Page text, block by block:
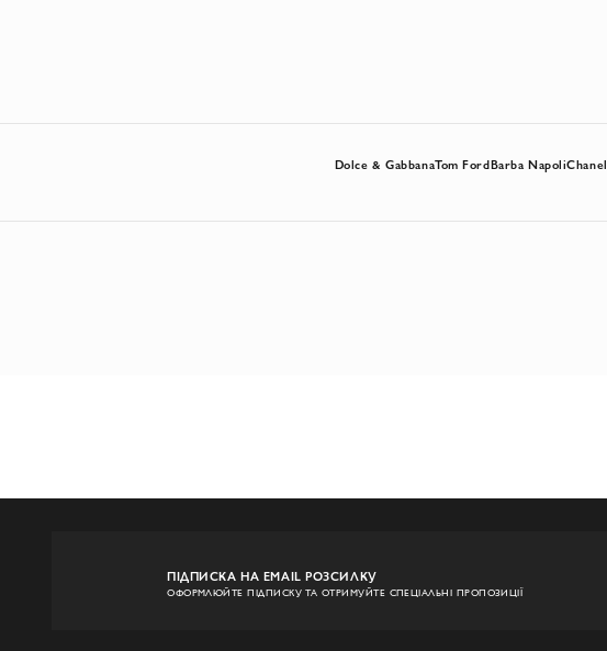
Dolce & GabbanaTom FordBarba NapoliChanel
ПІДПИСКА НА EMAIL РОЗСИЛКУ
ОФОРМЛЮЙТЕ ПІДПИСКУ ТА ОТРИМУЙТЕ СПЕЦІАЛЬНІ ПРОПОЗИЦІЇ